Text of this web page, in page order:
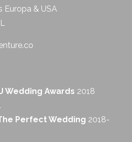
Europa & USA
Wedding Awards 2018
Perfect Wedding 2018-